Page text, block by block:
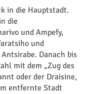
in die Hauptstadt.
die
und Ampefy,
und
Danach bis
mit dem „Zug des
oder der Draisine,
entfernte Stadt